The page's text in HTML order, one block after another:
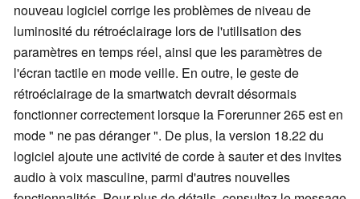
nouveau logiciel corrige les problèmes de niveau de
luminosité du rétroéclairage lors de l'utilisation des
paramètres en temps réel, ainsi que les paramètres de
l'écran tactile en mode veille. En outre, le geste de
rétroéclairage de la smartwatch devrait désormais
fonctionner correctement lorsque la Forerunner 265 est en
mode " ne pas déranger ". De plus, la version 18.22 du
logiciel ajoute une activité de corde à sauter et des invites
audio à voix masculine, parmi d'autres nouvelles